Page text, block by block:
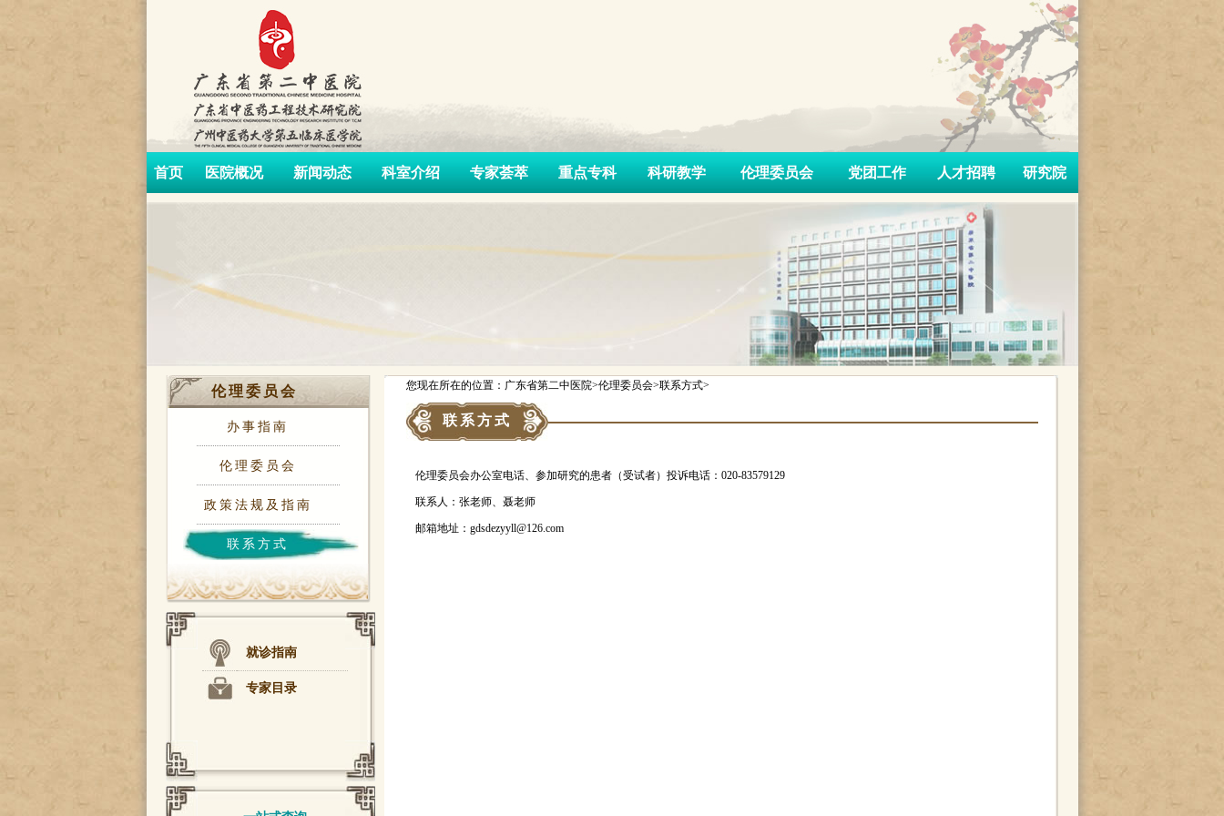
首页 医院概况 新闻动态 科室介绍 专家荟萃 重点专科 科研教学 伦理委员会 党团工作 人才招聘 研究院
伦理委员会
办事指南
伦理委员会
政策法规及指南
联系方式
就诊指南
专家目录
您现在所在的位置：广东省第二中医院>伦理委员会>联系方式>
联系方式
伦理委员会办公室电话、参加研究的患者（受试者）投诉电话：020-83579129
联系人：张老师、聂老师
邮箱地址：gdsdezyyll@126.com